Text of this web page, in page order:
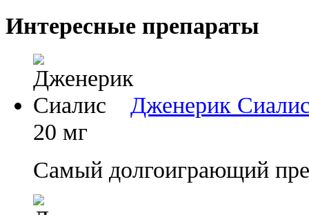
Интересные препараты
Дженерик
20 мг
Самый долгоиграющий